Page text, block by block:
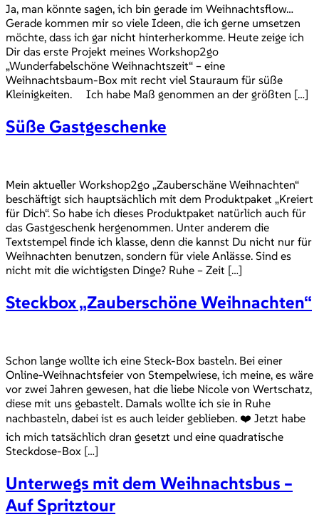
Ja, man könnte sagen, ich bin gerade im Weihnachtsflow…
Gerade kommen mir so viele Ideen, die ich gerne umsetzen
möchte, dass ich gar nicht hinterherkomme. Heute zeige ich
Dir das erste Projekt meines Workshop2go
„Wunderfabelschöne Weihnachtszeit“ – eine
Weihnachtsbaum-Box mit recht viel Stauraum für süße
Kleinigkeiten. Ich habe Maß genommen an der größten […]
Süße Gastgeschenke
Mein aktueller Workshop2go „Zauberschäne Weihnachten“
beschäftigt sich hauptsächlich mit dem Produktpaket „Kreiert
für Dich“. So habe ich dieses Produktpaket natürlich auch für
das Gastgeschenk hergenommen. Unter anderem die
Textstempel finde ich klasse, denn die kannst Du nicht nur für
Weihnachten benutzen, sondern für viele Anlässe. Sind es
nicht mit die wichtigsten Dinge? Ruhe – Zeit […]
Steckbox „Zauberschöne Weihnachten“
Schon lange wollte ich eine Steck-Box basteln. Bei einer
Online-Weihnachtsfeier von Stempelwiese, ich meine, es wäre
vor zwei Jahren gewesen, hat die liebe Nicole von Wertschatz,
diese mit uns gebastelt. Damals wollte ich sie in Ruhe
nachbasteln, dabei ist es auch leider geblieben. ❤️ Jetzt habe
ich mich tatsächlich dran gesetzt und eine quadratische
Steckdose-Box […]
Unterwegs mit dem Weihnachtsbus –
Auf Spritztour